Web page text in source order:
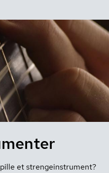
et strengeinstrument?